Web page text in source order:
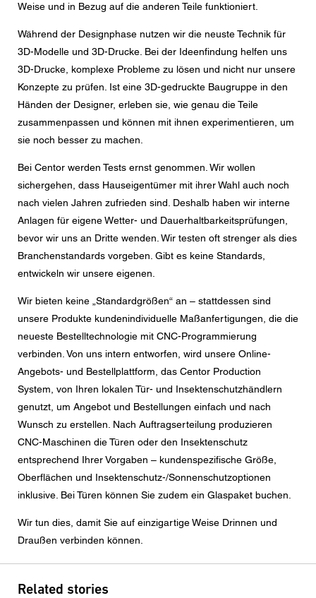
Weise und in Bezug auf die anderen Teile funktioniert.
Während der Designphase nutzen wir die neuste Technik für
3D-Modelle und 3D-Drucke. Bei der Ideenfindung helfen uns
3D-Drucke, komplexe Probleme zu lösen und nicht nur unsere
Konzepte zu prüfen. Ist eine 3D-gedruckte Baugruppe in den
Händen der Designer, erleben sie, wie genau die Teile
zusammenpassen und können mit ihnen experimentieren, um
sie noch besser zu machen.
Bei Centor werden Tests ernst genommen. Wir wollen
sichergehen, dass Hauseigentümer mit ihrer Wahl auch noch
nach vielen Jahren zufrieden sind. Deshalb haben wir interne
Anlagen für eigene Wetter- und Dauerhaltbarkeitsprüfungen,
bevor wir uns an Dritte wenden. Wir testen oft strenger als dies
Branchenstandards vorgeben. Gibt es keine Standards,
entwickeln wir unsere eigenen.
Wir bieten keine „Standardgrößen“ an – stattdessen sind
unsere Produkte kundenindividuelle Maßanfertigungen, die die
neueste Bestelltechnologie mit CNC-Programmierung
verbinden. Von uns intern entworfen, wird unsere Online-
Angebots- und Bestellplattform, das Centor Production
System, von Ihren lokalen Tür- und Insektenschutzhändlern
genutzt, um Angebot und Bestellungen einfach und nach
Wunsch zu erstellen. Nach Auftragserteilung produzieren
CNC-Maschinen die Türen oder den Insektenschutz
entsprechend Ihrer Vorgaben – kundenspezifische Größe,
Oberflächen und Insektenschutz-/Sonnenschutzoptionen
inklusive. Bei Türen können Sie zudem ein Glaspaket buchen.
Wir tun dies, damit Sie auf einzigartige Weise Drinnen und
Draußen verbinden können.
Related stories